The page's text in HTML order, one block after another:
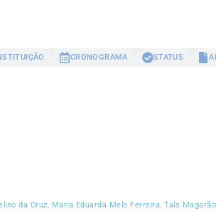
CRONOGRAMA STATUS
da Cruz, Maria Eduarda Melo Ferreira, Taís